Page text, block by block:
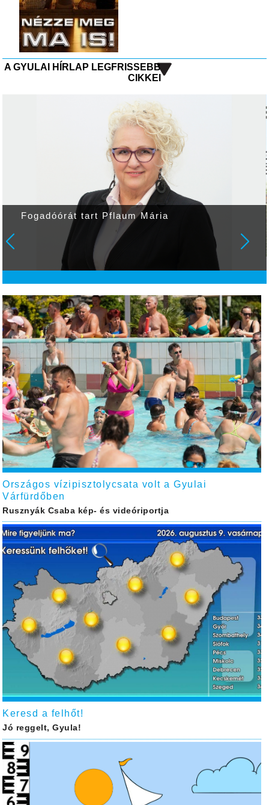
A GYULAI HÍRLAP LEGFRISSEBB
CIKKEI
Fogadóórát tart Pflaum Mária
Országos vízipisztolycsata volt a Gyulai
Várfürdőben
Rusznyák Csaba kép- és videóriportja
Keresd a felhőt!
Jó reggelt, Gyula!